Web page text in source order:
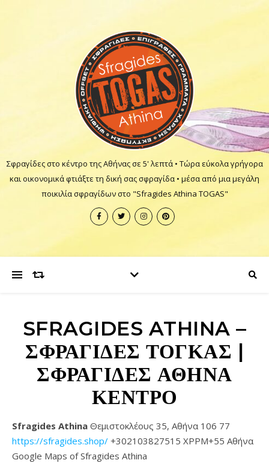
Σφραγίδες στο κέντρο της Αθήνας σε 5' λεπτά • Τώρα εύκολα γρήγορα
και οικονομικά φτιάξτε τη δική σας σφραγίδα • μέσα από μια μεγάλη
ποικιλία σφραγίδων στο "Sfragides Athina TOGAS"
SFRAGIDES ATHINA –
ΣΦΡΑΓΊΔΕΣ ΤΟΓΚΑΣ |
ΣΦΡΑΓΊΔΕΣ ΑΘΉΝΑ
ΚΈΝΤΡΟ
Sfragides Athina Θεμιστοκλέους 35, Αθήνα 106 77
https://sfragides.shop/ +302103827515 XPPM+55 Αθήνα
Google Maps of Sfragides Athina